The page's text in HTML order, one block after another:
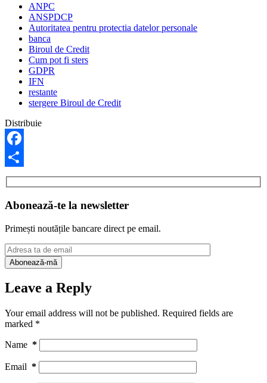
ANPC
ANSPDCP
Autoritatea pentru protectia datelor personale
banca
Biroul de Credit
Cum pot fi sters
GDPR
IFN
restante
stergere Biroul de Credit
Distribuie
Facebook
Share
Abonează-te la newsletter
Primești noutățile bancare direct pe email.
Leave a Reply
Your email address will not be published. Required fields are
marked *
Name *
Email *